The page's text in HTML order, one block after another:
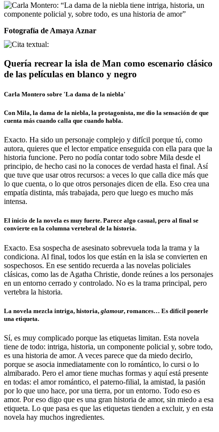
Fotografía de Amaya Aznar
Quería recrear la isla de Man como escenario clásico
de las películas en blanco y negro
Carla Montero sobre 'La dama de la niebla'
Con Mila, la dama de la niebla, la protagonista, me dio la sensación de que
cuenta más cuando calla que cuando habla.
Exacto. Ha sido un personaje complejo y difícil porque tú, como
autora, quieres que el lector empatice enseguida con ella para que la
historia funcione. Pero no podía contar todo sobre Mila desde el
principio, de hecho casi no la conoces de verdad hasta el final. Así
que tuve que usar otros recursos: a veces lo que calla dice más que
lo que cuenta, o lo que otros personajes dicen de ella. Eso crea una
empatía distinta, más trabajada, pero que luego es mucho más
intensa.
El inicio de la novela es muy fuerte. Parece algo casual, pero al final se
convierte en la columna vertebral de la historia.
Exacto. Esa sospecha de asesinato sobrevuela toda la trama y la
condiciona. Al final, todos los que están en la isla se convierten en
sospechosos. En ese sentido recuerda a las novelas policiales
clásicas, como las de Agatha Christie, donde reúnes a los personajes
en un entorno cerrado y controlado. No es la trama principal, pero
vertebra la historia.
La novela mezcla intriga, historia, glamour, romances… Es difícil ponerle
una etiqueta.
Sí, es muy complicado porque las etiquetas limitan. Esta novela
tiene de todo: intriga, historia, un componente policial y, sobre todo,
es una historia de amor. A veces parece que da miedo decirlo,
porque se asocia inmediatamente con lo romántico, lo cursi o lo
almibarado. Pero el amor tiene muchas formas y aquí está presente
en todas: el amor romántico, el paterno-filial, la amistad, la pasión
por lo que uno hace, por una tierra, por un entorno. Todo eso es
amor. Por eso digo que es una gran historia de amor, sin miedo a esa
etiqueta. Lo que pasa es que las etiquetas tienden a excluir, y en esta
novela hay muchos ingredientes.